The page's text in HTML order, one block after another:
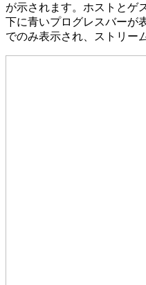
が示されます。ホストとゲ
下に青いプログレスバーが
でのみ表示され、ストリー